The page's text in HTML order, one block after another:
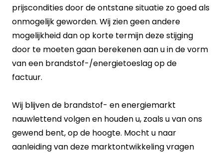
prijscondities door de ontstane situatie zo goed als
onmogelijk geworden. Wij zien geen andere
mogelijkheid dan op korte termijn deze stijging
door te moeten gaan berekenen aan u in de vorm
van een brandstof-/energietoeslag op de
factuur.
Wij blijven de brandstof- en energiemarkt
nauwlettend volgen en houden u, zoals u van ons
gewend bent, op de hoogte. Mocht u naar
aanleiding van deze marktontwikkeling vragen